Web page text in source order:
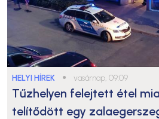
HELYI HÍREK ● vasárnap, 09:09
Tűzhelyen felejtett étel
telítődött egy